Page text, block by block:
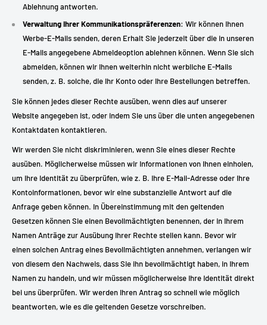
Ablehnung antworten.
Verwaltung Ihrer Kommunikationspräferenzen: Wir können Ihnen
Werbe-E-Mails senden, deren Erhalt Sie jederzeit über die in unseren
E-Mails angegebene Abmeldeoption ablehnen können. Wenn Sie sich
abmelden, können wir Ihnen weiterhin nicht werbliche E-Mails
senden, z. B. solche, die Ihr Konto oder Ihre Bestellungen betreffen.
Sie können jedes dieser Rechte ausüben, wenn dies auf unserer
Website angegeben ist, oder indem Sie uns über die unten angegebenen
Kontaktdaten kontaktieren.
Wir werden Sie nicht diskriminieren, wenn Sie eines dieser Rechte
ausüben. Möglicherweise müssen wir Informationen von Ihnen einholen,
um Ihre Identität zu überprüfen, wie z. B. Ihre E-Mail-Adresse oder Ihre
Kontoinformationen, bevor wir eine substanzielle Antwort auf die
Anfrage geben können. In Übereinstimmung mit den geltenden
Gesetzen können Sie einen Bevollmächtigten benennen, der in Ihrem
Namen Anträge zur Ausübung Ihrer Rechte stellen kann. Bevor wir
einen solchen Antrag eines Bevollmächtigten annehmen, verlangen wir
von diesem den Nachweis, dass Sie ihn bevollmächtigt haben, in Ihrem
Namen zu handeln, und wir müssen möglicherweise Ihre Identität direkt
bei uns überprüfen. Wir werden Ihren Antrag so schnell wie möglich
beantworten, wie es die geltenden Gesetze vorschreiben.